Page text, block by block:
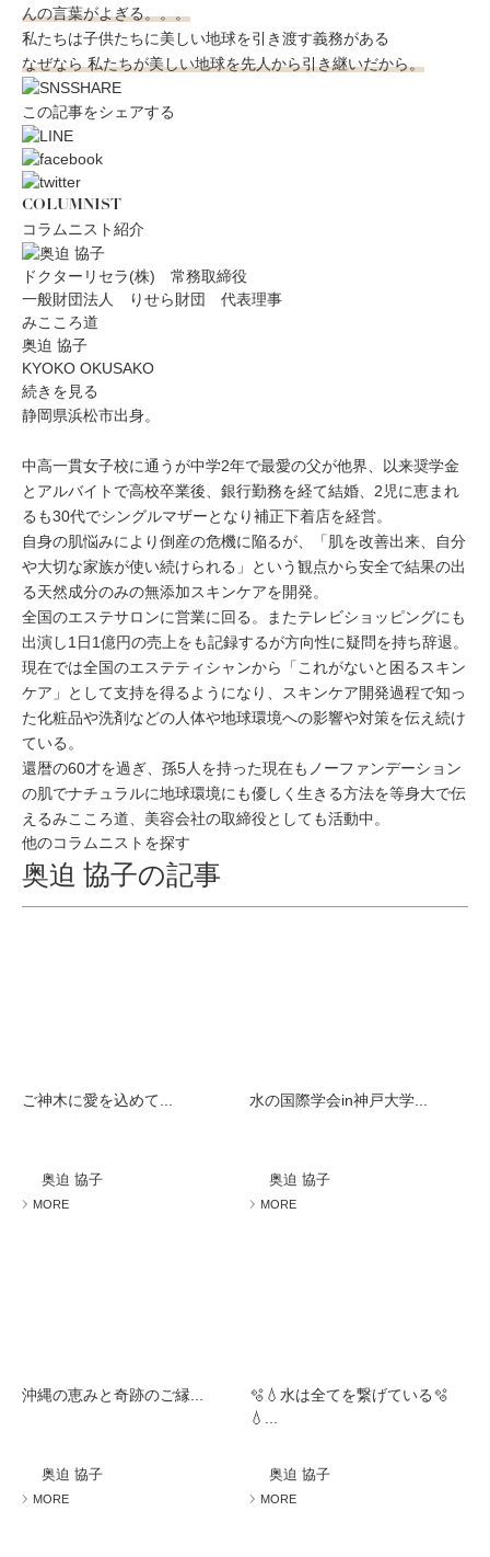
んの言葉がよぎる。。。
私たちは子供たちに美しい地球を引き渡す義務がある
なぜなら 私たちが美しい地球を先人から引き継いだから。
この記事をシェアする
COLUMNIST
コラムニスト紹介
ドクターリセラ(株) 常務取締役
一般財団法人 りせら財団 代表理事
みこころ道
奥迫 協子
KYOKO OKUSAKO
続きを見る
静岡県浜松市出身。
中高一貫女子校に通うが中学2年で最愛の父が他界、以来奨学金
とアルバイトで高校卒業後、銀行勤務を経て結婚、2児に恵まれ
るも30代でシングルマザーとなり補正下着店を経営。
自身の肌悩みにより倒産の危機に陥るが、「肌を改善出来、自分
や大切な家族が使い続けられる」という観点から安全で結果の出
る天然成分のみの無添加スキンケアを開発。
全国のエステサロンに営業に回る。またテレビショッピングにも
出演し1日1億円の売上をも記録するが方向性に疑問を持ち辞退。
現在では全国のエステティシャンから「これがないと困るスキン
ケア」として支持を得るようになり、スキンケア開発過程で知っ
た化粧品や洗剤などの人体や地球環境への影響や対策を伝え続け
ている。
還暦の60才を過ぎ、孫5人を持った現在もノーファンデーション
の肌でナチュラルに地球環境にも優しく生きる方法を等身大で伝
えるみこころ道、美容会社の取締役としても活動中。
他のコラムニストを探す
奥迫 協子の記事
ご神木に愛を込めて...
奥迫 協子
MORE
水の国際学会in神戸大学...
奥迫 協子
MORE
沖縄の恵みと奇跡のご縁...
奥迫 協子
MORE
🫧💧水は全てを繋げている🫧
💧...
奥迫 協子
MORE